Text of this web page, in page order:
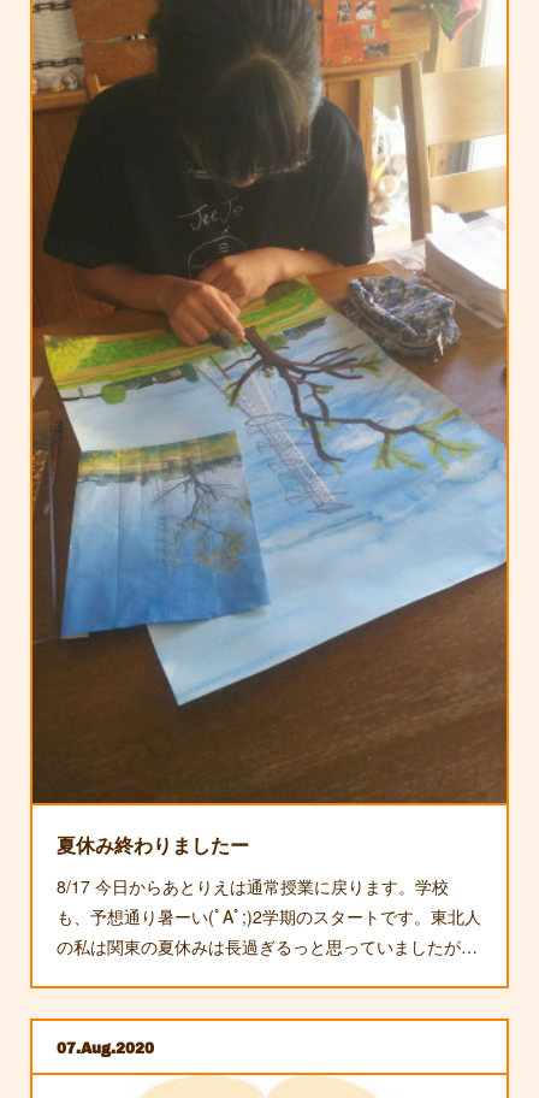
夏休み終わりましたー
8/17 今日からあとりえは通常授業に戻ります。学校
も、予想通り暑ーい(ﾟAﾟ;)2学期のスタートです。東北人
の私は関東の夏休みは長過ぎるっと思っていましたが…
07 Aug 2020